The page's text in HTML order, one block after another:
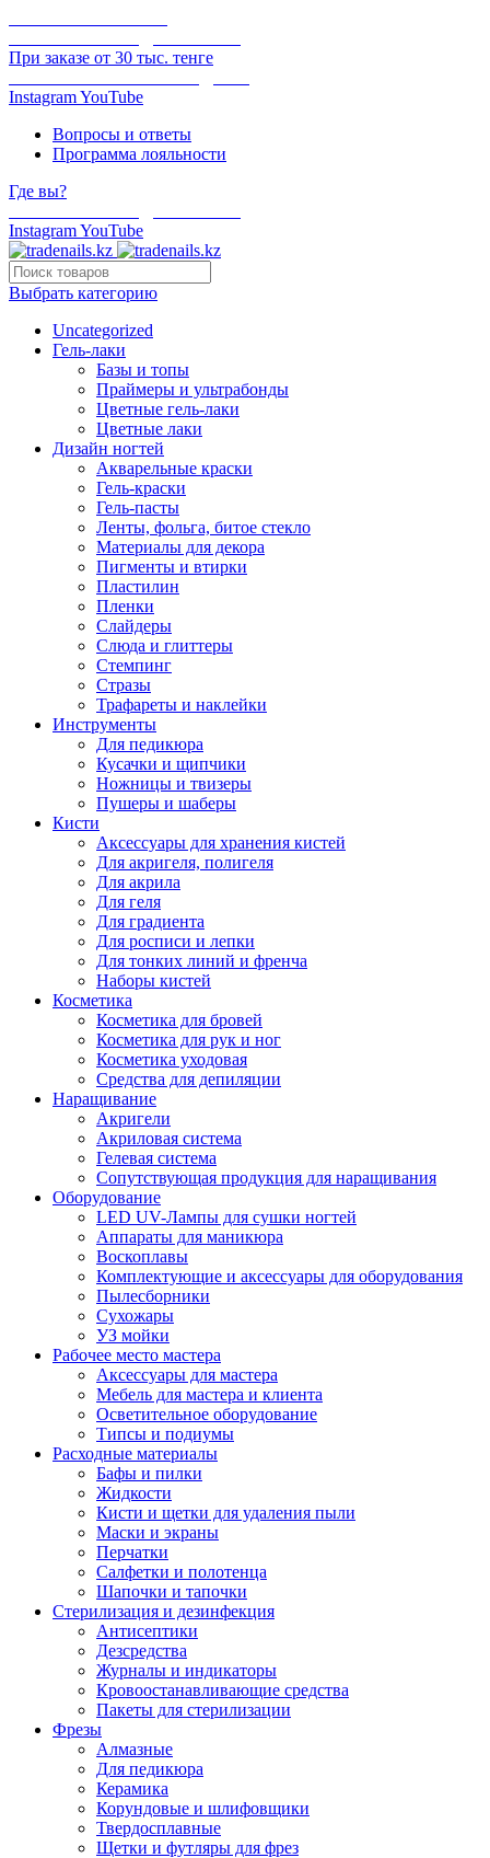
При заказе от 30 тыс. тенге
InstagramYouTube
Вопросы и ответы
Программа лояльности
Где вы?
InstagramYouTube
Выбрать категорию
Uncategorized
Гель-лаки
Базы и топы
Праймеры и ультрабонды
Цветные гель-лаки
Цветные лаки
Дизайн ногтей
Акварельные краски
Гель-краски
Гель-пасты
Ленты, фольга, битое стекло
Материалы для декора
Пигменты и втирки
Пластилин
Пленки
Слайдеры
Слюда и глиттеры
Стемпинг
Стразы
Трафареты и наклейки
Инструменты
Для педикюра
Кусачки и щипчики
Ножницы и твизеры
Пушеры и шаберы
Кисти
Аксессуары для хранения кистей
Для акригеля, полигеля
Для акрила
Для геля
Для градиента
Для росписи и лепки
Для тонких линий и френча
Наборы кистей
Косметика
Косметика для бровей
Косметика для рук и ног
Косметика уходовая
Средства для депиляции
Наращивание
Акригели
Акриловая система
Гелевая система
Сопутствующая продукция для наращивания
Оборудование
LED UV-Лампы для сушки ногтей
Аппараты для маникюра
Воскоплавы
Комплектующие и аксессуары для оборудования
Пылесборники
Сухожары
УЗ мойки
Рабочее место мастера
Аксессуары для мастера
Мебель для мастера и клиента
Осветительное оборудование
Типсы и подиумы
Расходные материалы
Бафы и пилки
Жидкости
Кисти и щетки для удаления пыли
Маски и экраны
Перчатки
Салфетки и полотенца
Шапочки и тапочки
Стерилизация и дезинфекция
Антисептики
Дезсредства
Журналы и индикаторы
Кровоостанавливающие средства
Пакеты для стерилизации
Фрезы
Алмазные
Для педикюра
Керамика
Корундовые и шлифовщики
Твердосплавные
Щетки и футляры для фрез